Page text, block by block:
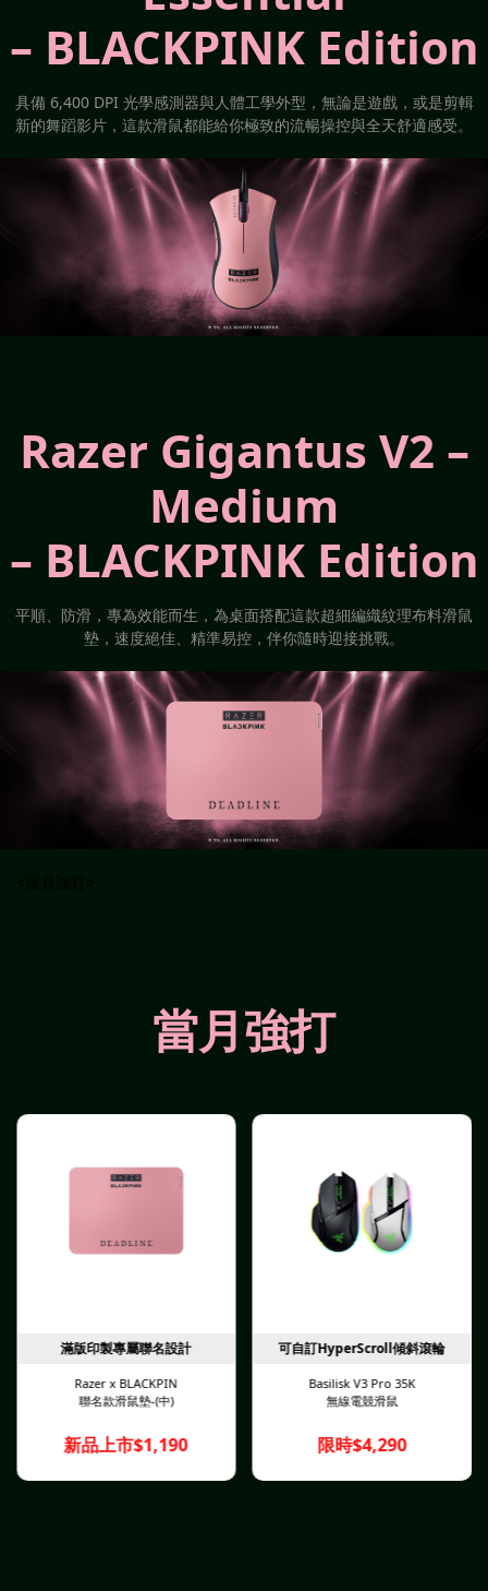
– BLACKPINK Edition
具備 6,400 DPI 光學感測器與人體工學外型，無論是遊戲，或是剪輯
新的舞蹈影片，這款滑鼠都能給你極致的流暢操控與全天舒適感受。
Razer Gigantus V2 –
Medium
– BLACKPINK Edition
平順、防滑，專為效能而生，為桌面搭配這款超細編織紋理布料滑鼠
墊，速度絕佳、精準易控，伴你隨時迎接挑戰。
當月強打
滿版印製專屬聯名設計
Razer x BLACKPIN
聯名款滑鼠墊-(中)
新品上市$1,190
可自訂HyperScroll傾斜滾輪
Basilisk V3 Pro 35K
無線電競滑鼠
限時$4,290